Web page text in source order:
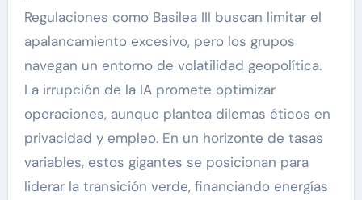
Regulaciones como Basilea III buscan limitar el
apalancamiento excesivo, pero los grupos
navegan un entorno de volatilidad geopolítica.
La irrupción de la IA promete optimizar
operaciones, aunque plantea dilemas éticos en
privacidad y empleo. En un horizonte de tasas
variables, estos gigantes se posicionan para
liderar la transición verde, financiando energías